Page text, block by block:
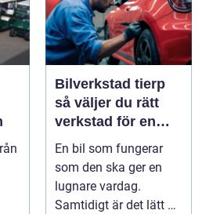
Bilverkstad tierp
så väljer du rätt
verkstad för en
tryggare bilvardag
En bil som fungerar
som den ska ger en
lugnare vardag.
Samtidigt är det lätt att